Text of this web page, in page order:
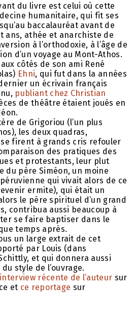
du livre est celui où cette
humanitaire, qui fit ses
baccalauréat avant de
ans, athée et anarchiste de
à l’orthodoxie, à l’âge de
d’un voyage au Mont-Athos.
côtés de son ami René
Ehni, qui fut dans la années
un écrivain français
publiant chez Christian
de théâtre étaient joués en
de Grigoriou (l’un plus
les deux quadras,
firent à grands cris refouler
des pratiques des
et protestants, leur plut
du père Siméon, un moine
qui vivait alors de ce
ermite), qui était un
le père spirituel d’un grand
contribua aussi beaucoup à
se faire baptiser dans le
temps après.
un large extrait de cet
par Louis (dans
et qui donnera aussi
style de l’ouvrage.
interview récente de l’auteur sur
et ce reportage sur